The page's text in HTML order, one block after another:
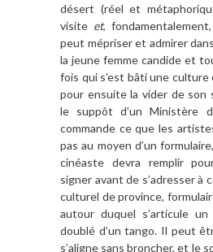
désert (réel et
visite et,
peut mépriser et admirer
la jeune femme candide et
fois qui s’est bâti une
pour ensuite la vider de son
le suppôt d’un Ministère
commande ce que les
pas au moyen d’un
cinéaste devra remplir
signer avant de s’adresser à
culturel de province,
autour duquel s’articule
doublé d’un tango. Il peut
s’aligne sans broncher, et le